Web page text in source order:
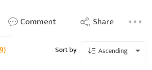
Comment Share
Sort by: Ascending